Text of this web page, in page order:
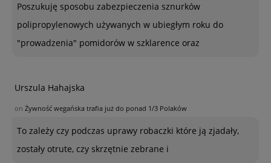
Poszukuję sposobu zabezpieczenia sznurków
polipropylenowych używanych w ubiegłym roku do
"prowadzenia" pomidorów w szklarence oraz
Urszula Hahajska
on Żywność wegańska trafia już do ponad 1/3 Polaków
To zależy czy podczas uprawy robaczki które ją zjadały,
zostały otrute, czy skrzętnie zebrane i